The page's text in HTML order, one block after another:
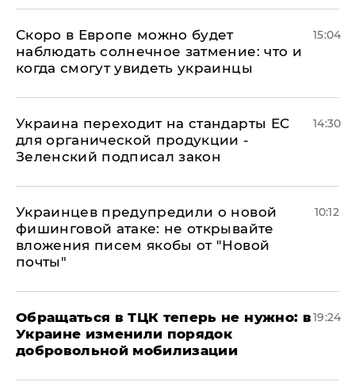
Скоро в Европе можно будет
наблюдать солнечное затмение: что и
когда смогут увидеть украинцы
15:04
Украина переходит на стандарты ЕС
для органической продукции -
Зеленский подписал закон
14:30
Украинцев предупредили о новой
фишинговой атаке: не открывайте
вложения писем якобы от "Новой
почты"
10:12
Обращаться в ТЦК теперь не нужно: в
Украине изменили порядок
добровольной мобилизации
19:24